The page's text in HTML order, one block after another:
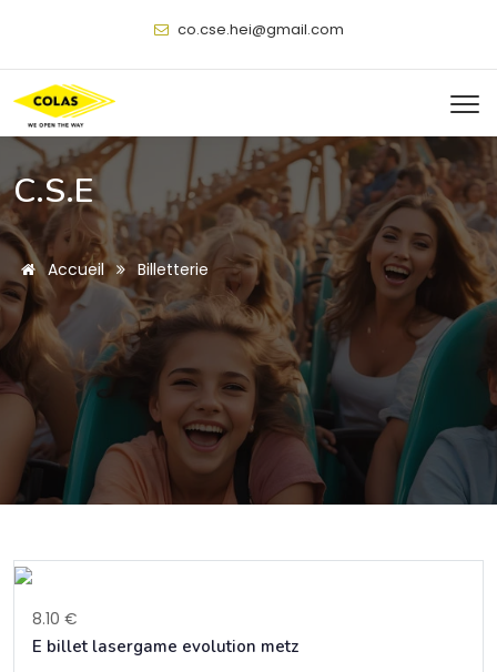
@
C.S.E
Accueil Billetterie
8.10 €
E billet lasergame evolution metz